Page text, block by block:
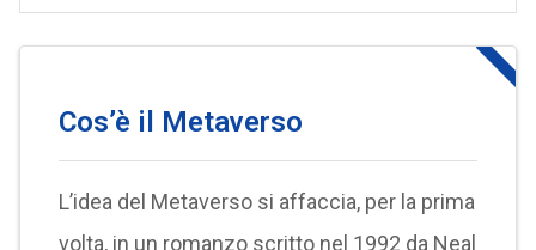
Cos’è il Metaverso
L’idea del Metaverso si affaccia, per la prima
volta, in un romanzo scritto nel 1992 da Neal